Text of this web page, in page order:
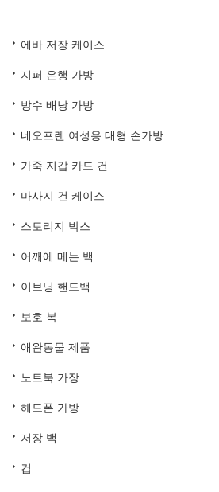
에바 저장 케이스
지퍼 은행 가방
방수 배낭 가방
네오프렌 여성용 대형 손가방
가죽 지갑 카드 건
마사지 건 케이스
스토리지 박스
어깨에 메는 백
이브닝 핸드백
보호 복
애완동물 제품
노트북 가장
헤드폰 가방
저장 백
컵